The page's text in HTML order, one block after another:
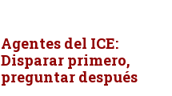
Agentes del ICE:
Disparar primero,
preguntar después